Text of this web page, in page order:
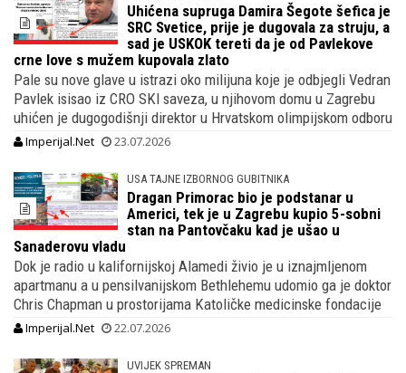
Uhićena supruga Damira Šegote šefica je
SRC Svetice, prije je dugovala za struju, a
sad je USKOK tereti da je od Pavlekove
crne love s mužem kupovala zlato
Pale su nove glave u istrazi oko milijuna koje je odbjegli Vedran
Pavlek isisao iz CRO SKI saveza, u njihovom domu u Zagrebu
uhićen je dugogodišnji direktor u Hrvatskom olimpijskom odboru
Imperijal.Net 23.07.2026
USA TAJNE IZBORNOG GUBITNIKA
Dragan Primorac bio je podstanar u
Americi, tek je u Zagrebu kupio 5-sobni
stan na Pantovčaku kad je ušao u
Sanaderovu vladu
Dok je radio u kalifornijskoj Alamedi živio je u iznajmljenom
apartmanu a u pensilvanijskom Bethlehemu udomio ga je doktor
Chris Chapman u prostorijama Katoličke medicinske fondacije
Imperijal.Net 22.07.2026
UVIJEK SPREMAN